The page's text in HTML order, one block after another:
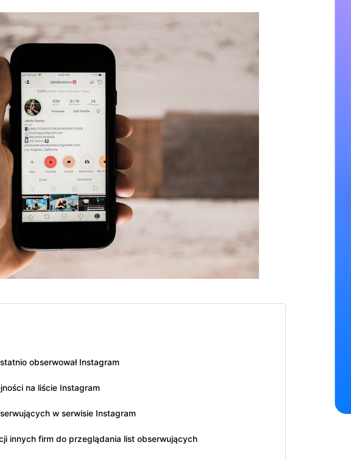
obserwował Instagram
na liście Instagram
w serwisie Instagram
innych firm do przeglądania list obserwujących